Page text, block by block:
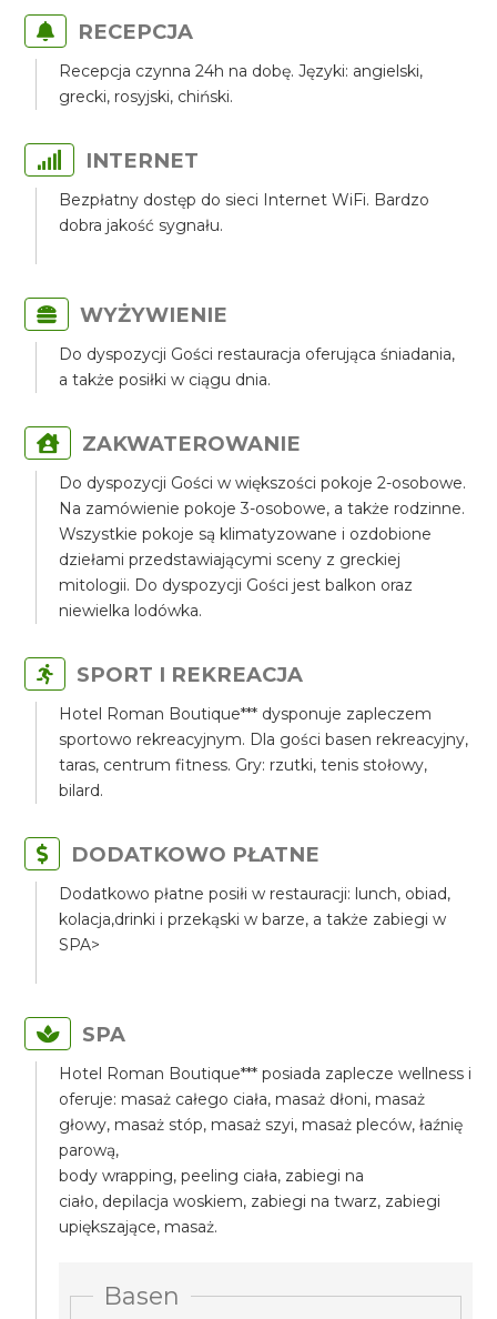
RECEPCJA
Recepcja czynna 24h na dobę. Języki: angielski,
grecki, rosyjski, chiński.
INTERNET
Bezpłatny dostęp do sieci Internet WiFi. Bardzo
dobra jakość sygnału.
WYŻYWIENIE
Do dyspozycji Gości restauracja oferująca śniadania,
a także posiłki w ciągu dnia.
ZAKWATEROWANIE
Do dyspozycji Gości w większości pokoje 2-osobowe.
Na zamówienie pokoje 3-osobowe, a także rodzinne.
Wszystkie pokoje są klimatyzowane i ozdobione
dziełami przedstawiającymi sceny z greckiej
mitologii. Do dyspozycji Gości jest balkon oraz
niewielka lodówka.
SPORT I REKREACJA
Hotel Roman Boutique*** dysponuje zapleczem
sportowo rekreacyjnym. Dla gości basen rekreacyjny,
taras, centrum fitness. Gry: rzutki, tenis stołowy,
bilard.
DODATKOWO PŁATNE
Dodatkowo płatne posiłi w restauracji: lunch, obiad,
kolacja,drinki i przekąski w barze, a także zabiegi w
SPA>
SPA
Hotel Roman Boutique*** posiada zaplecze wellness i
oferuje: masaż całego ciała, masaż dłoni, masaż
głowy, masaż stóp, masaż szyi, masaż pleców, łaźnię
parową,
body wrapping, peeling ciała, zabiegi na
ciało, depilacja woskiem, zabiegi na twarz, zabiegi
upiększające, masaż.
Basen